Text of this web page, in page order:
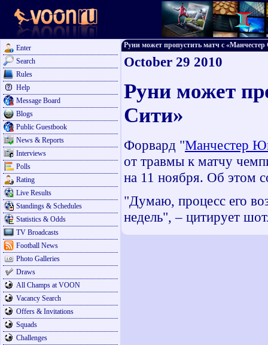
Enter
Search
Rules
Help
Message Board
Blogs
Public Guestbook
News & Reports
Interviews
Polls
Rating
Live Results
Standings & Schedules
Statistics & Odds
TV Broadcasts
Football News
Photo Galleries
Draws
All Champs at VOON
Vacancy Search
Offers & Invitations
Squads
Challenges
Руни может пропустить матч с «Манчестер
October 29 2010
Руни может
Сити»
Форвард "Манчестер
от травмы к матчу
на 11 ноября. Об этом
"Думаю, процесс его
недель", – цитирует